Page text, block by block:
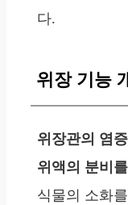
다.
위장 기능
위장관의 염
위액의 분비
식물의 소화